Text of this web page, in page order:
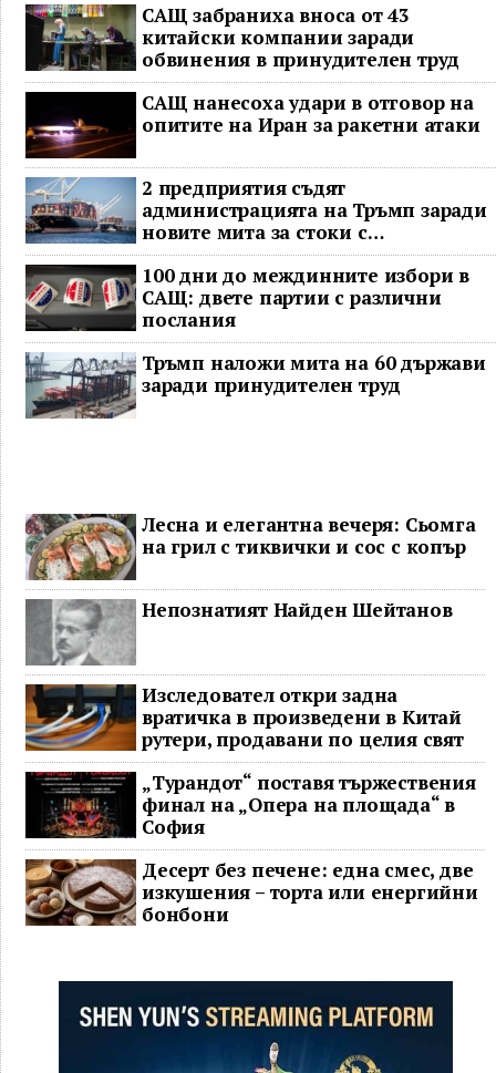
САЩ забраниха вноса от 43
китайски компании заради
обвинения в принудителен труд
САЩ нанесоха удари в отговор на
опитите на Иран за ракетни атаки
2 предприятия съдят
администрацията на Тръмп заради
новите мита за стоки с
принудителен труд
100 дни до междинните избори в
САЩ: двете партии с различни
послания
Тръмп наложи мита на 60 държави
заради принудителен труд
Лесна и елегантна вечеря: Сьомга
на грил с тиквички и сос с копър
Непознатият Найден Шейтанов
Изследовател откри задна
вратичка в произведени в Китай
рутери, продавани по целия свят
„Турандот“ поставя тържествения
финал на „Опера на площада“ в
София
Десерт без печене: една смес, две
изкушения – торта или енергийни
бонбони